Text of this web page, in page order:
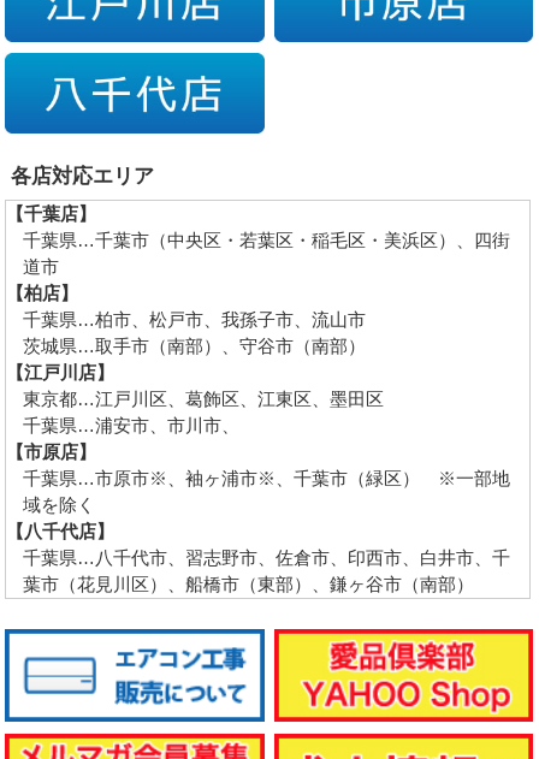
各店対応エリア
【千葉店】
千葉県…千葉市（中央区・若葉区・稲毛区・美浜区）、四街
道市
【柏店】
千葉県…柏市、松戸市、我孫子市、流山市
茨城県…取手市（南部）、守谷市（南部）
【江戸川店】
東京都…江戸川区、葛飾区、江東区、墨田区
千葉県…浦安市、市川市、
【市原店】
千葉県…市原市※、袖ヶ浦市※、千葉市（緑区） ※一部地
域を除く
【八千代店】
千葉県…八千代市、習志野市、佐倉市、印西市、白井市、千
葉市（花見川区）、船橋市（東部）、鎌ヶ谷市（南部）